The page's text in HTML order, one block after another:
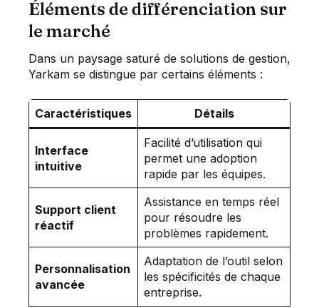
Éléments de différenciation sur
le marché
Dans un paysage saturé de solutions de gestion,
Yarkam se distingue par certains éléments :
Caractéristiques Détails
Interface
intuitive
Facilité d’utilisation qui
permet une adoption
rapide par les équipes.
Support client
réactif
Assistance en temps réel
pour résoudre les
problèmes rapidement.
Personnalisation
avancée
Adaptation de l’outil selon
les spécificités de chaque
entreprise.